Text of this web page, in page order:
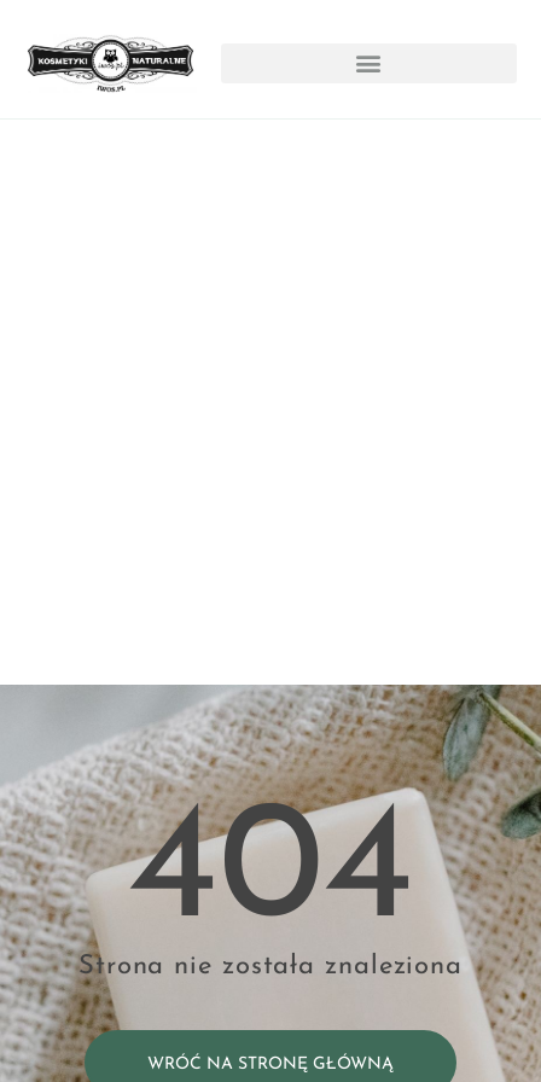
404
Strona nie została znaleziona
WRÓĆ NA STRONĘ GŁÓWNĄ